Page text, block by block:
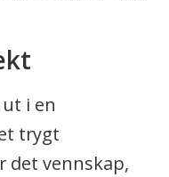
i en
trygt
det vennskap,